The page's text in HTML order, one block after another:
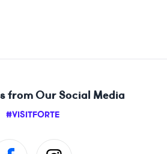
from Our Social Media
#VISITFORTE